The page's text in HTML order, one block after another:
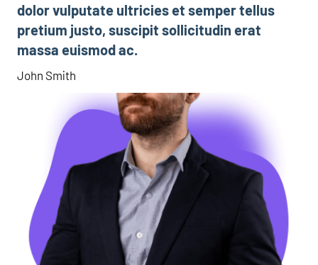
dolor vulputate ultricies et semper tellus
pretium justo, suscipit sollicitudin erat
massa euismod ac.​
John Smith